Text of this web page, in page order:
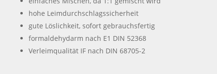
hohe Leimdurchschlagssicherheit
gute Löslichkeit, sofort gebrauchsfertig
formaldehydarm nach E1 DIN 52368
Verleimqualität IF nach DIN 68705-2